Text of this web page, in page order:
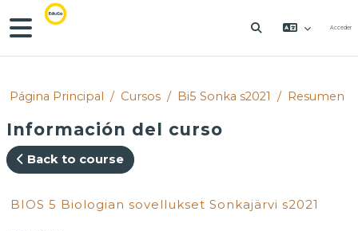
Salta al contenido principal
Panel lateral
SELECTOR DE
Acceder
Página Principal Cursos Bi5 Sonka s2021 Resumen
Información del curso
Back to course
BIOS 5 Biologian sovellukset Sonkajärvi s2021